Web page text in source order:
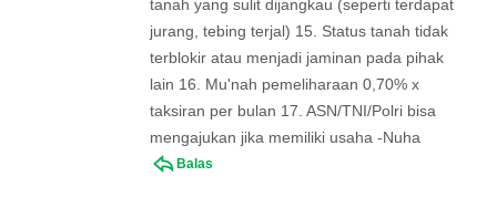
tanah yang sulit dijangkau (seperti terdapat
jurang, tebing terjal) 15. Status tanah tidak
terblokir atau menjadi jaminan pada pihak
lain 16. Mu'nah pemeliharaan 0,70% x
taksiran per bulan 17. ASN/TNI/Polri bisa
mengajukan jika memiliki usaha -Nuha
Balas